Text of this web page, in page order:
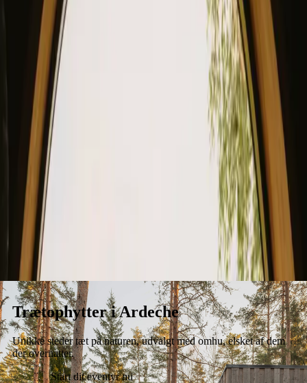
Ophold Gavekort
Trætophytter i Ardeche
Unikke steder tæt på naturen, udvalgt med omhu, elsket af dem
der overnatter.
Start dit eventyr nu